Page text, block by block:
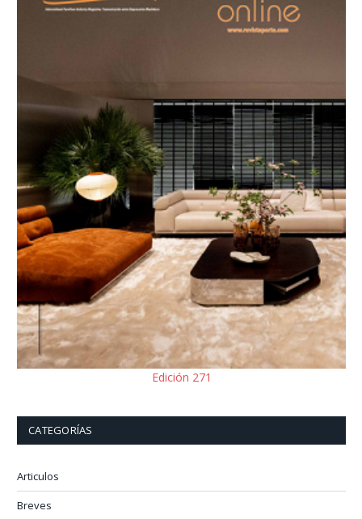
Edición 271
CATEGORÍAS
Articulos
Breves